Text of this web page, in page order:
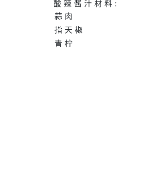
酸 辣 酱 汁 材 料 :
蒜 肉
指 天 椒
青 柠